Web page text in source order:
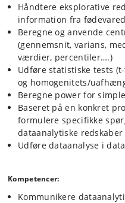
Håndtere eksplorative
information fra
Beregne og anvende
(gennemsnit, varians,
værdier, percentiler….)
Udføre statistiske tests
og homogenitets/
Beregne power for
Baseret på en konkret
formulere specifikke
dataanalytiske
Udføre dataanalyse i
Kompetencer:
Kommunikere